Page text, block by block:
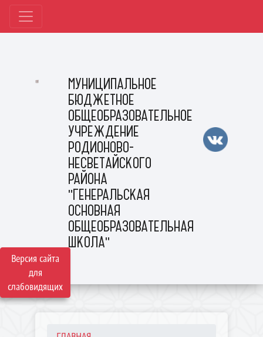
Версия сайта
для
слабовидящих
МУНИЦИПАЛЬНОЕ
БЮДЖЕТНОЕ
ОБЩЕОБРАЗОВАТЕЛЬНОЕ
УЧРЕЖДЕНИЕ
РОДИОНОВО-
НЕСВЕТАЙСКОГО
РАЙОНА
"ГЕНЕРАЛЬСКАЯ
ОСНОВНАЯ
ОБЩЕОБРАЗОВАТЕЛЬНАЯ
ШКОЛА"